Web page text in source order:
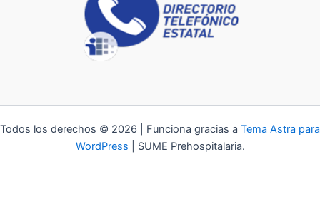
Todos los derechos © 2026 | Funciona gracias a Tema Astra para
WordPress | SUME Prehospitalaria.